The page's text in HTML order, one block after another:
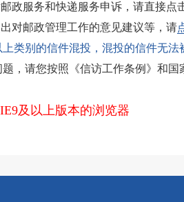
政服务和快递服务申诉，请直接点
对邮政管理工作的意见建议等，请
类别的信件混投，混投的信件无法
，请您按照《信访工作条例》和
及以上版本的浏览器